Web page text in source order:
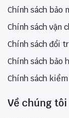
Chính sách bảo
Chính sách vận
Chính sách đổi
Chính sách bảo
Chính sách
Về chúng tôi